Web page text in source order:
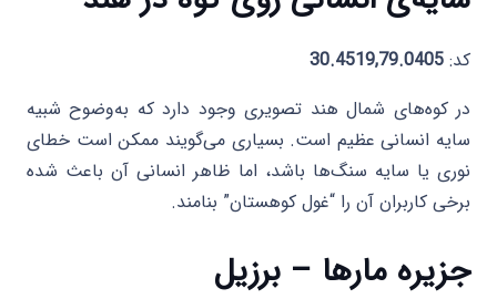
کد: 30.4519,79.0405
در کوه‌های شمال هند تصویری وجود دارد که به‌وضوح شبیه
سایه انسانی عظیم است. بسیاری می‌گویند ممکن است خطای
نوری یا سایه سنگ‌ها باشد، اما ظاهر انسانی آن باعث شده
برخی کاربران آن را “غول کوهستان” بنامند.
جزیره مارها – برزیل